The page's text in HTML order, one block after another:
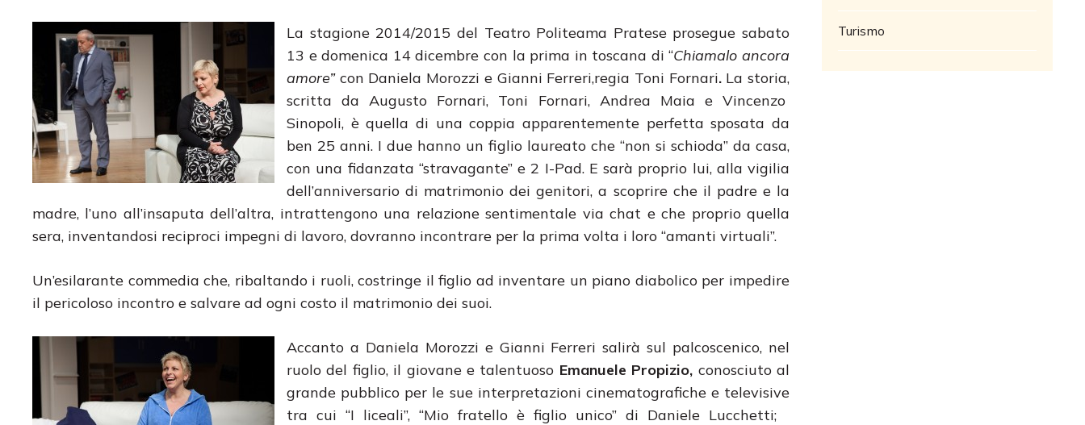
La stagione 2014/2015 del Teatro Politeama Pratese prosegue sabato
13 e domenica 14 dicembre con la prima in toscana di “Chiamalo ancora
amore”con Daniela Morozzi e Gianni Ferreri,regia Toni Fornari.La storia,
scritta da Augusto Fornari, Toni Fornari, Andrea Maia e Vincenzo
Sinopoli, è quella di una coppia apparentemente perfetta sposata da
ben 25 anni. I due hanno un figlio laureato che “non si schioda” da casa,
con una fidanzata “stravagante” e 2 I-Pad. E sarà proprio lui, alla vigilia
dell’anniversario di matrimonio dei genitori, a scoprire che il padre e la
madre, l’uno all’insaputa dell’altra, intrattengono una relazione sentimentale via chat e che proprio quella
sera, inventandosi reciproci impegni di lavoro, dovranno incontrare per la prima volta i loro “amanti virtuali”.
Un’esilarante commedia che, ribaltando i ruoli, costringe il figlio ad inventare un piano diabolico per impedire
il pericoloso incontro e salvare ad ogni costo il matrimonio dei suoi.
Accanto a Daniela Morozzi e Gianni Ferreri salirà sul palcoscenico, nel
ruolo del figlio, il giovane e talentuoso Emanuele Propizio, conosciuto al
grande pubblico per le sue interpretazioni cinematografiche e televisive
tra cui “I liceali”, “Mio fratello è figlio unico” di Daniele Lucchetti;
Turismo